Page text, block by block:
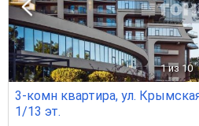
1 из 10
3-комн квартира, ул.
1/13 эт.